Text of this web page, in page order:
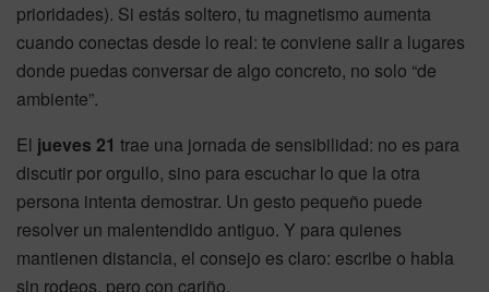
prioridades). Si estás soltero, tu magnetismo aumenta
cuando conectas desde lo real: te conviene salir a lugares
donde puedas conversar de algo concreto, no solo “de
ambiente”.
El jueves 21 trae una jornada de sensibilidad: no es para
discutir por orgullo, sino para escuchar lo que la otra
persona intenta demostrar. Un gesto pequeño puede
resolver un malentendido antiguo. Y para quienes
mantienen distancia, el consejo es claro: escribe o habla
sin rodeos, pero con cariño.